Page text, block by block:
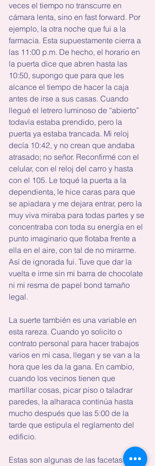
veces el tiempo no transcurre en
cámara lenta, sino en fast forward. Por
ejemplo, la otra noche que fui a la
farmacia. Esta supuestamente cierra a
las 11:00 p.m. De hecho, el horario en
la puerta dice que abren hasta las
10:50, supongo que para que les
alcance el tiempo de hacer la caja
antes de irse a sus casas. Cuando
llegué el letrero luminoso de “abierto”
todavía estaba prendido, pero la
puerta ya estaba trancada. Mi reloj
decía 10:42, y no crean que andaba
atrasado; no señor. Reconfirmé con el
celular, con el reloj del carro y hasta
con el 105. Le toqué la puerta a la
dependienta, le hice caras para que
se apiadara y me dejara entrar, pero la
muy viva miraba para todas partes y se
concentraba con toda su energía en el
punto imaginario que flotaba frente a
ella en el aire, con tal de no mirarme.
Así de ignorada fui. Tuve que dar la
vuelta e irme sin mi barra de chocolate
ni mi resma de papel bond tamaño
legal.
La suerte también es una variable en
esta rareza. Cuando yo solicito o
contrato personal para hacer trabajos
varios en mi casa, llegan y se van a la
hora que les da la gana. En cambio,
cuando los vecinos tienen que
martillar cosas, picar piso o taladrar
paredes, la alharaca continúa hasta
mucho después que las 5:00 de la
tarde que estipula el reglamento del
edificio.
Estas son algunas de las facetas de la